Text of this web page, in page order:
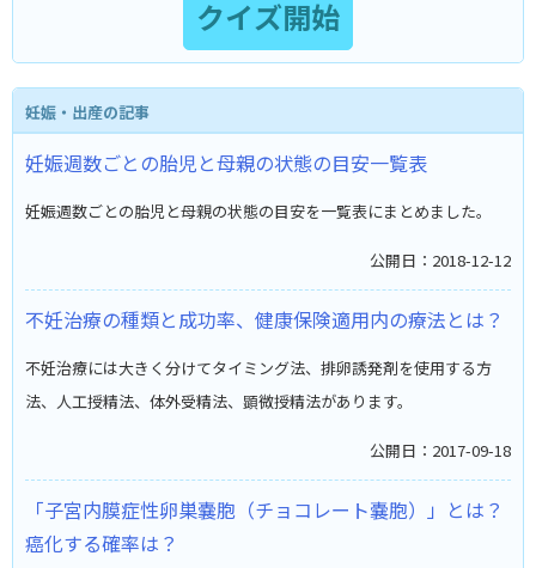
妊娠・出産の記事
妊娠週数ごとの胎児と母親の状態の目安一覧表
妊娠週数ごとの胎児と母親の状態の目安を一覧表にまとめました。
公開日：2018-12-12
不妊治療の種類と成功率、健康保険適用内の療法とは？
不妊治療には大きく分けてタイミング法、排卵誘発剤を使用する方
法、人工授精法、体外受精法、顕微授精法があります。
公開日：2017-09-18
「子宮内膜症性卵巣嚢胞（チョコレート嚢胞）」とは？
癌化する確率は？